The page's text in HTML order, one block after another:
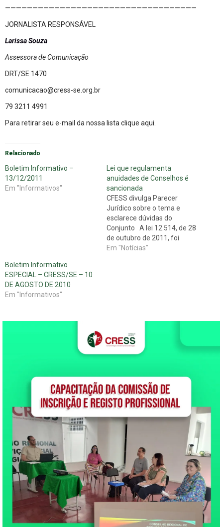
———————————————————————————————————
JORNALISTA RESPONSÁVEL
Larissa Souza
Assessora de Comunicação
DRT/SE 1470
comunicacao@cress-se.org.br
79 3211 4991
Para retirar seu e-mail da nossa listaclique aqui.
Relacionado
Boletim Informativo –
13/12/2011
Em "Informativos"
Lei que regulamenta
anuidades de Conselhos é
sancionada
CFESS divulga Parecer
Jurídico sobre o tema e
esclarece dúvidas do
Conjunto A lei 12.514, de 28
de outubro de 2011, foi
sancionada pela presidente
Em "Notícias"
Boletim Informativo
ESPECIAL – CRESS/SE – 10
DE AGOSTO DE 2010
Em "Informativos"